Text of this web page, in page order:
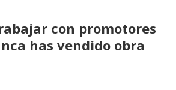
con promotores
has vendido obra